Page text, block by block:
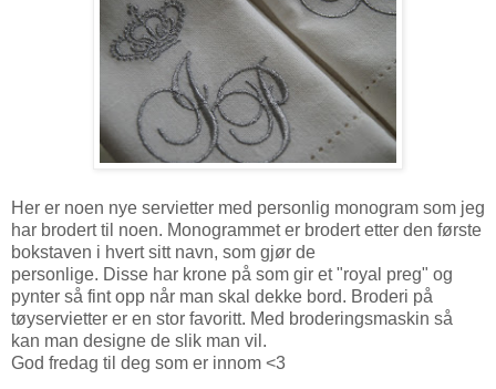
Her er noen nye servietter med personlig monogram som jeg
har brodert til noen. Monogrammet er brodert etter den første
bokstaven i hvert sitt navn, som gjør de
personlige. Disse har krone på som gir et "royal preg" og
pynter så fint opp når man skal dekke bord. Broderi på
tøyservietter er en stor favoritt. Med broderingsmaskin så
kan man designe de slik man vil.
God fredag til deg som er innom <3